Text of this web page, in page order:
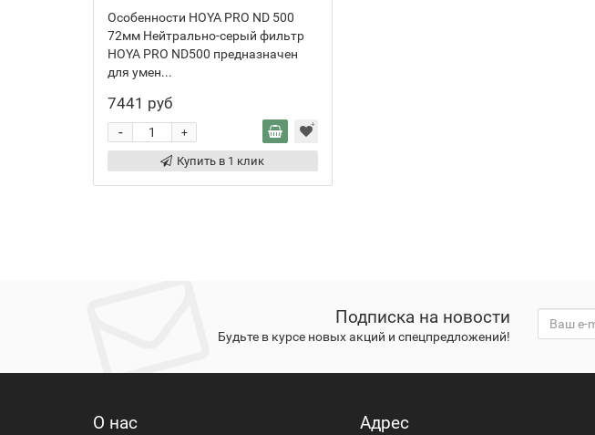
Особенности HOYA PRO ND 500
72мм Нейтрально-серый фильтр
HOYA PRO ND500 предназначен
для умен...
7441 руб
+
-
Купить в 1 клик
Подписка на новости
Будьте в курсе новых акций и спецпредложений!
О нас Адрес